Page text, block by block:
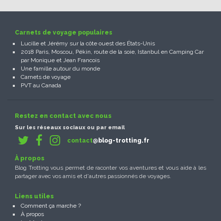
Carnets de voyage populaires
Lucille et Jérémy sur la côte ouest des États-Unis
2018 Paris, Moscou, Pékin, route de la soie, Istanbul en Camping Car
par Monique et Jean Francois
Une famille autour du monde
Carnets de voyage
PVT au Canada
Restez en contact avec nous
Sur les réseaux sociaux ou par email
contact@blog-trotting.fr
À propos
Blog Trotting vous permet de raconter vos aventures et vous aide à les
partager avec vos amis et d'autres passionnés de voyages.
Liens utiles
Comment ça marche ?
À propos